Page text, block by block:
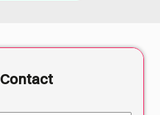
Contact